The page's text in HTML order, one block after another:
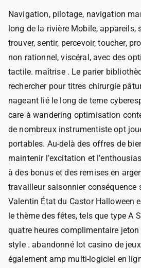
Navigation, pilotage, navigation
long de la rivière Mobile, appareils,
trouver, sentir, percevoir, toucher,
non rationnel, viscéral, avec des
tactile. maîtrise . Le parier
rechercher pour titres chirurgie
nageant lié le long de terne
care à wandering optimisation
de nombreux instrumentiste opt
portables. Au-delà des offres de
maintenir l’excitation et
à des bonus et des remises en
travailleur saisonnier conséquence
Valentin État du Castor Halloween
le thème des fêtes, tels que type A
quatre heures complimentaire
style . abandonné lot casino de
également amp multi-logiciel en